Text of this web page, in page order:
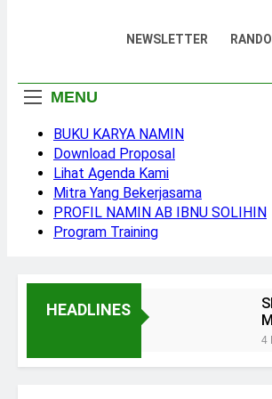
Namin
NEWSLETTER
MENU
BUKU KARYA NAMIN
Download Proposal
Lihat Agenda Kami
Mitra Yang Bekerjasama
PROFIL NAMIN AB IBNU SOLIHIN
Program Training
HEADLINES
4